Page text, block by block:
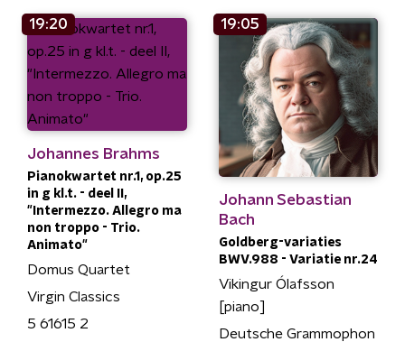
19:20
Johannes Brahms
Pianokwartet nr.1, op.25
in g kl.t. - deel II,
"Intermezzo. Allegro ma
non troppo - Trio.
Animato"
Domus Quartet
Virgin Classics
5 61615 2
19:05
Johann Sebastian
Bach
Goldberg-variaties
BWV.988 - Variatie nr.24
Vikingur Ólafsson
[piano]
Deutsche Grammophon